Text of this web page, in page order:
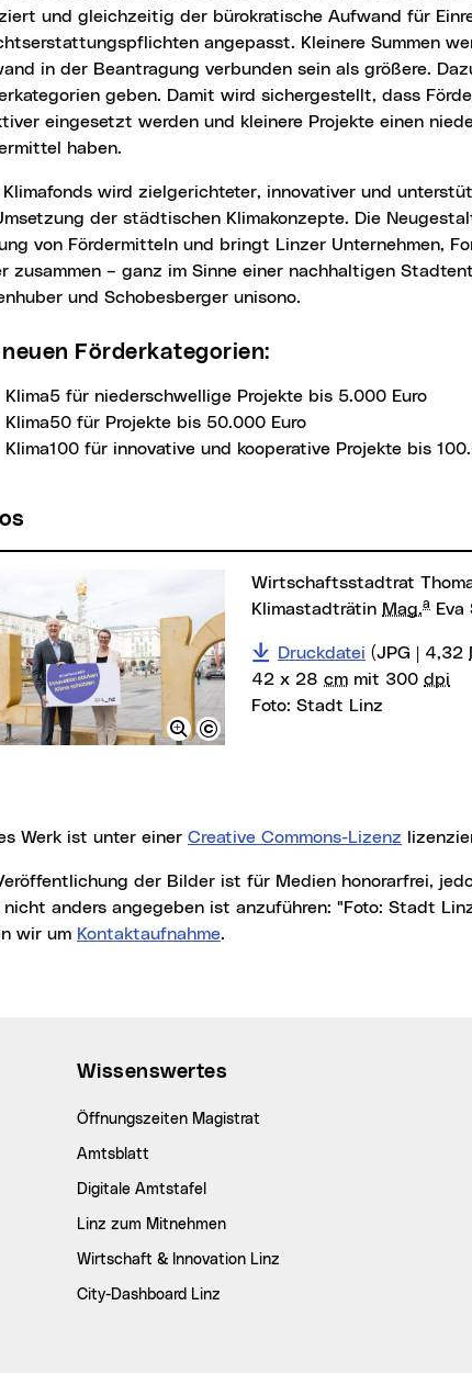
und gleichzeitig der bürokratische Aufwand für
angepasst. Kleinere Summen
in der Beantragung verbunden sein als größere.
geben. Damit wird sichergestellt, dass
eingesetzt werden und kleinere Projekte einen
haben.
der städtischen Klimakonzepte. Die
von Fördermitteln und bringt Linzer Unternehmen,
zusammen – ganz im Sinne einer nachhaltigen
und Schobesberger unisono.
neuen Förderkategorien:
Klima5 für niederschwellige Projekte bis 5.000 Euro
Klima50 für Projekte bis 50.000 Euro
Klima100 für innovative und kooperative Projekte bis
Wirtschaftsstadtrat Thomas Gegenhuber und
Klimastadträtin Mag.a Eva
Druckdatei (JPG | 4,32
42 x 28 cm mit 300 dpi
Foto: Stadt Linz
Werk ist unter einer Creative Commons-Lizenz
nicht anders angegeben ist anzuführen: "Foto: Stadt
wir um Kontaktaufnahme.
Wissenswertes
Öffnungszeiten Magistrat
Amtsblatt
Digitale Amtstafel
Linz zum Mitnehmen
Wirtschaft & Innovation Linz
City-Dashboard Linz